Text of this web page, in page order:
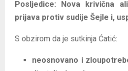
Posljedice: Nova krivična
prijava protiv sudije Šejle i,
S obzirom da je sutkinja Ćatić:
neosnovano i